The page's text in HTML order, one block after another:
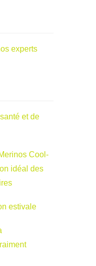
experts
et de
Cool-
idéal des
estivale